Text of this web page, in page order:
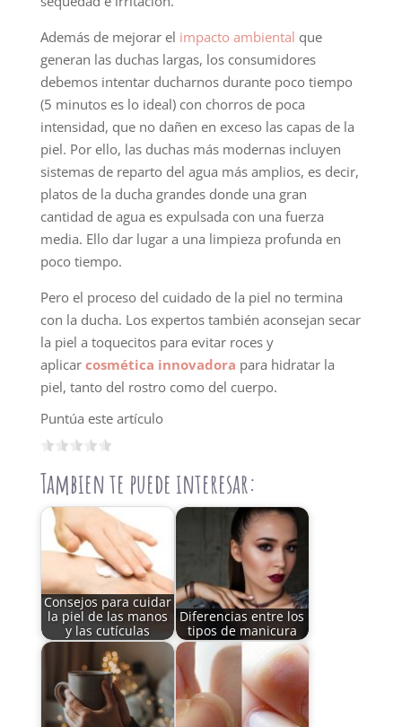
Además de mejorar el impacto ambiental que
generan las duchas largas, los consumidores
debemos intentar ducharnos durante poco tiempo
(5 minutos es lo ideal) con chorros de poca
intensidad, que no dañen en exceso las capas de la
piel. Por ello, las duchas más modernas incluyen
sistemas de reparto del agua más amplios, es decir,
platos de la ducha grandes donde una gran
cantidad de agua es expulsada con una fuerza
media. Ello dar lugar a una limpieza profunda en
poco tiempo.
Pero el proceso del cuidado de la piel no termina
con la ducha. Los expertos también aconsejan secar
la piel a toquecitos para evitar roces y
aplicar cosmética innovadora para hidratar la
piel, tanto del rostro como del cuerpo.
Puntúa este artículo
Tambien te puede interesar:
Consejos para cuidar
la piel de las manos
y las cutículas
Diferencias entre los
tipos de manicura